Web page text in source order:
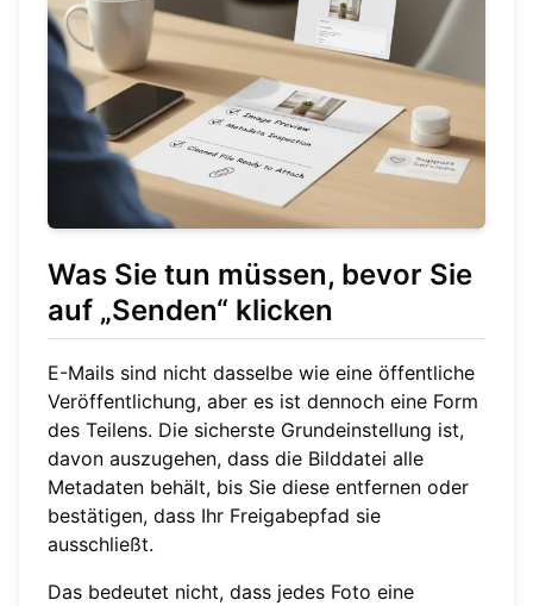
Was Sie tun müssen, bevor Sie
auf „Senden“ klicken
E-Mails sind nicht dasselbe wie eine öffentliche
Veröffentlichung, aber es ist dennoch eine Form
des Teilens. Die sicherste Grundeinstellung ist,
davon auszugehen, dass die Bilddatei alle
Metadaten behält, bis Sie diese entfernen oder
bestätigen, dass Ihr Freigabepfad sie
ausschließt.
Das bedeutet nicht, dass jedes Foto eine